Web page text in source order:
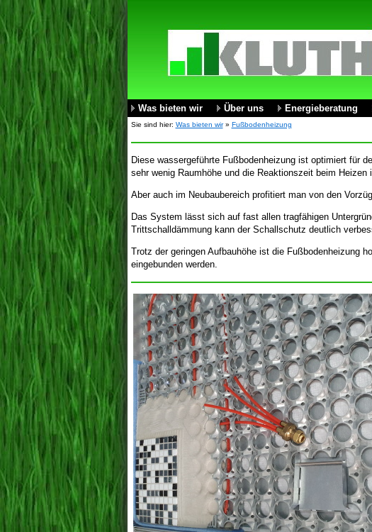
Was bieten wir Über uns Energieberatung
Sie sind hier: Was bieten wir» Fußbodenheizung
Diese wassergeführte Fußbodenheizung ist optimiert für
sehr wenig Raumhöhe und die Reaktionszeit beim
Aber auch im Neubaubereich profitiert man von den
Das System lässt sich auf fast allen tragfähigen
Trittschalldämmung kann der Schallschutz deutlich
Trotz der geringen Aufbauhöhe ist die Fußbodenheizung
eingebunden werden.